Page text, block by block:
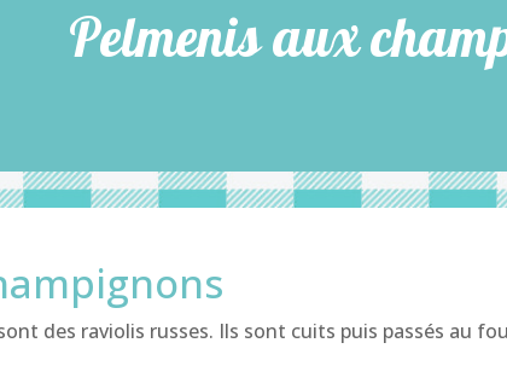
Pelmenis aux
des raviolis russes. Ils sont cuits puis passés au